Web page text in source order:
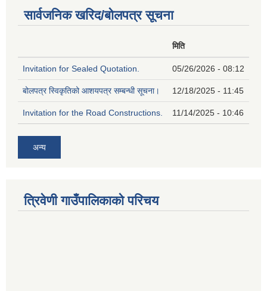
सार्वजनिक खरिद/बोलपत्र सूचना
मिति
Invitation for Sealed Quotation. 05/26/2026 - 08:12
बोलपत्र स्विकृतिको आशयपत्र सम्बन्धी सूचना। 12/18/2025 - 11:45
Invitation for the Road Constructions. 11/14/2025 - 10:46
अन्य
त्रिवेणी गाउँपालिकाको परिचय